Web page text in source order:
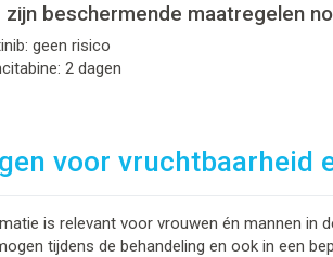
zijn beschermende maatregelen
geen risico
2 dagen
voor vruchtbaarheid
is relevant voor vrouwen én mannen in
tijdens de behandeling en ook in een